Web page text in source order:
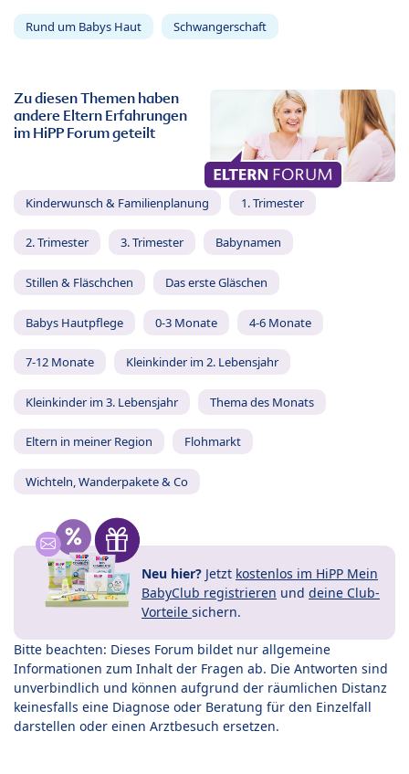
Rund um Babys Haut Schwangerschaft
Zu diesen Themen haben
andere Eltern Erfahrungen
im HiPP Forum geteilt
Kinderwunsch & Familienplanung 1. Trimester
2. Trimester 3. Trimester Babynamen
Stillen & Fläschchen Das erste Gläschen
Babys Hautpflege 0-3 Monate 4-6 Monate
7-12 Monate Kleinkinder im 2. Lebensjahr
Kleinkinder im 3. Lebensjahr Thema des Monats
Eltern in meiner Region Flohmarkt
Wichteln, Wanderpakete & Co
Neu hier? Jetzt kostenlos im HiPP Mein
BabyClub registrieren und deine Club-
Vorteile sichern.
Bitte beachten: Dieses Forum bildet nur allgemeine
Informationen zum Inhalt der Fragen ab. Die Antworten sind
unverbindlich und können aufgrund der räumlichen Distanz
keinesfalls eine Diagnose oder Beratung für den Einzelfall
darstellen oder einen Arztbesuch ersetzen.